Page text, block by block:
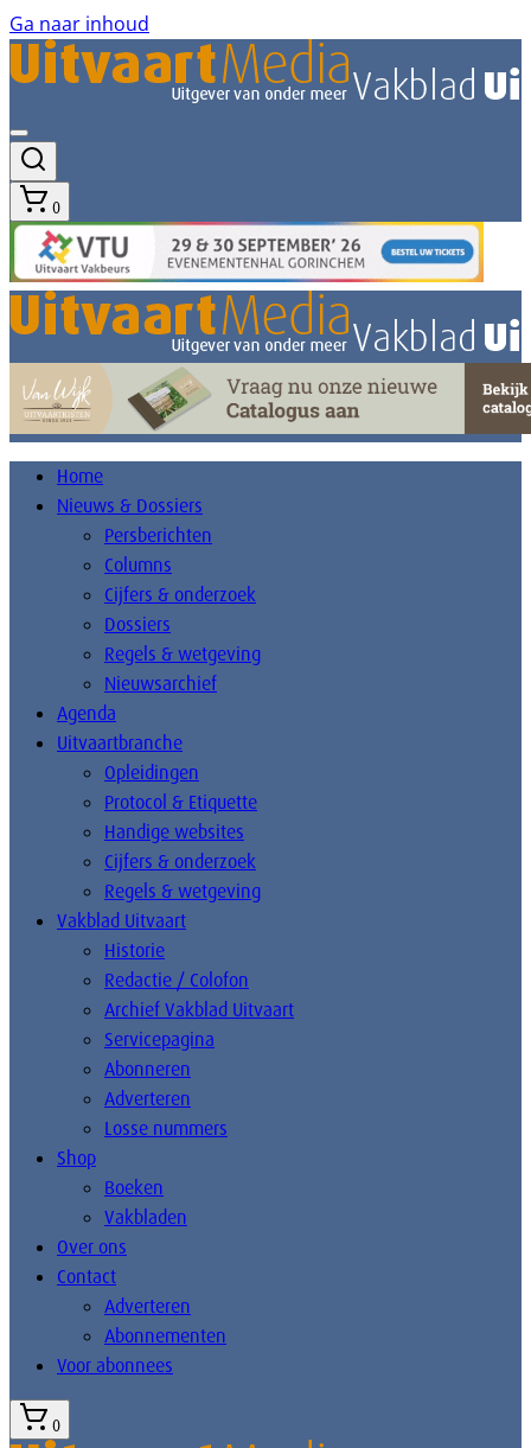
Ga naar inhoud
0
Home
Nieuws & Dossiers
Persberichten
Columns
Cijfers & onderzoek
Dossiers
Regels & wetgeving
Nieuwsarchief
Agenda
Uitvaartbranche
Opleidingen
Protocol & Etiquette
Handige websites
Cijfers & onderzoek
Regels & wetgeving
Vakblad Uitvaart
Historie
Redactie / Colofon
Archief Vakblad Uitvaart
Servicepagina
Abonneren
Adverteren
Losse nummers
Shop
Boeken
Vakbladen
Over ons
Contact
Adverteren
Abonnementen
Voor abonnees
0